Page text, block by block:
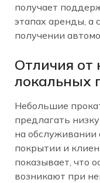
получает
этапах аренды, а
получении
Отличия от
локальных
Небольшие
предлагать
на обслуживании
покрытии и
показывает, что
возникают при